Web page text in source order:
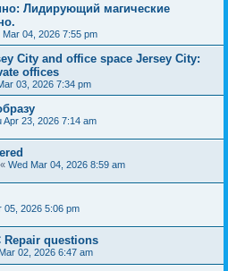
Лидирующий магические
Mar 04, 2026 7:55 pm
City and office space Jersey City:
offices
03, 2026 7:34 pm
Apr 23, 2026 7:14 am
« Wed Mar 04, 2026 8:59 am
05, 2026 5:06 pm
Repair questions
02, 2026 6:47 am